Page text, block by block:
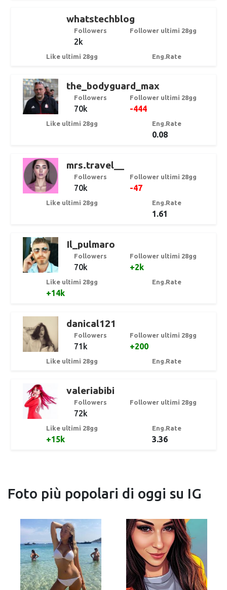
whatstechblog
Followers
2k
Follower ultimi 28gg
Like ultimi 28gg Eng.Rate
the_bodyguard_max
Followers
70k
Follower ultimi 28gg
-444
Like ultimi 28gg Eng.Rate
0.08
mrs.travel__
Followers
70k
Follower ultimi 28gg
-47
Like ultimi 28gg Eng.Rate
1.61
Il_pulmaro
Followers
70k
Follower ultimi 28gg
+2k
Like ultimi 28gg
+14k
Eng.Rate
danical121
Followers
71k
Follower ultimi 28gg
+200
Like ultimi 28gg Eng.Rate
valeriabibi
Followers
72k
Follower ultimi 28gg
Like ultimi 28gg
+15k
Eng.Rate
3.36
Foto più popolari di oggi su IG